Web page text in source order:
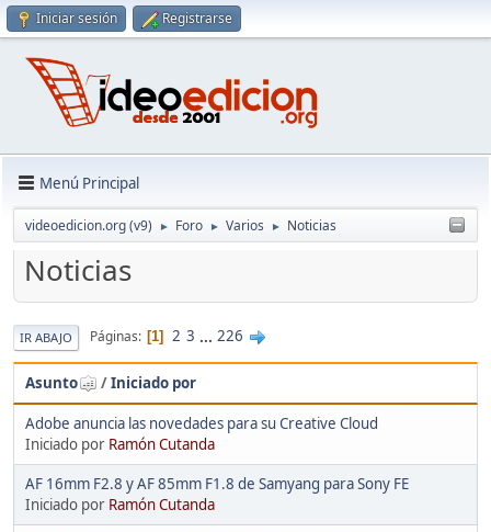
Iniciar sesión Registrarse
Menú Principal
videoedicion.org (v9) ► Foro ► Varios ► Noticias
Noticias
IR ABAJO Páginas 1 2 3 ... 226
Asunto /Iniciado por
Adobe anuncia las novedades para su Creative Cloud
Iniciado por Ramón Cutanda
AF 16mm F2.8 y AF 85mm F1.8 de Samyang para Sony FE
Iniciado por Ramón Cutanda